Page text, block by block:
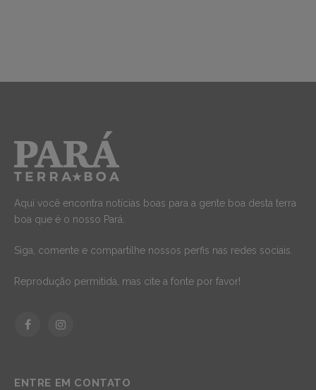
Aqui você encontra notícias boas para a gente boa desta terra
boa que é o nosso Pará.
Siga, comente e compartilhe nossos perfis nas redes sociais.
Reprodução permitida, mas cite a fonte por favor!
FacebookInstagram
ENTRE EM CONTATO